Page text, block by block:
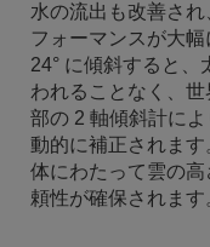
水の流出も改善さ
フォーマンスが大幅
24° に傾斜すると
われることなく、
部の 2 軸傾斜計に
動的に補正されま
体にわたって雲の
頼性が確保されます